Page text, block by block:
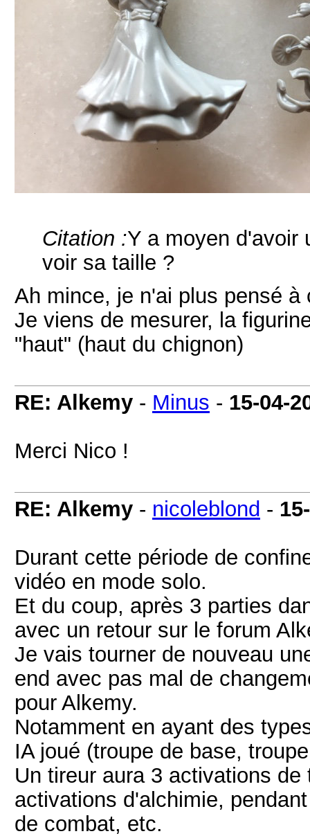
Citation :Y a moyen d'avoir
voir sa taille ?
Ah mince, je n'ai plus pensé
Je viens de mesurer, la
"haut" (haut du chignon)
RE: Alkemy - Minus - 15-04-
Merci Nico !
RE: Alkemy - nicoleblond -
Durant cette période de
vidéo en mode solo.
Et du coup, après 3 parties
avec un retour sur le forum
Je vais tourner de nouveau
end avec pas mal de
pour Alkemy.
Notamment en ayant des
IA joué (troupe de base,
Un tireur aura 3 activations
activations d'alchimie,
de combat, etc.